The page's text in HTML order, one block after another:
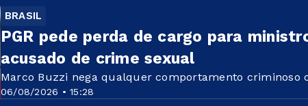
BRASIL
06/08/2026 • 15:28
PGR pede perda de cargo para
acusado de crime sexual
Marco Buzzi nega qualquer comportamento criminoso